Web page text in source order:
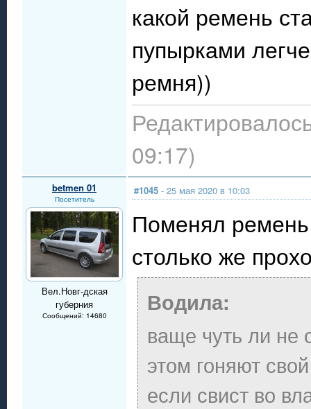
какой ремень
пупырками
ремня))
09:17)
betmen 01
Посетитель
Вел.Новг-дская
губерния
Сообщений: 14680
#1045 - 25 мая 2020 в 10:03
Поменял
столько же
Водила:
ваще чуть ли не
этом гоняют
если свист во